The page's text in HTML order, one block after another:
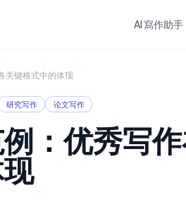
AI 寫作助手
关键格式中的体现
研究写作 论文写作
：优秀写